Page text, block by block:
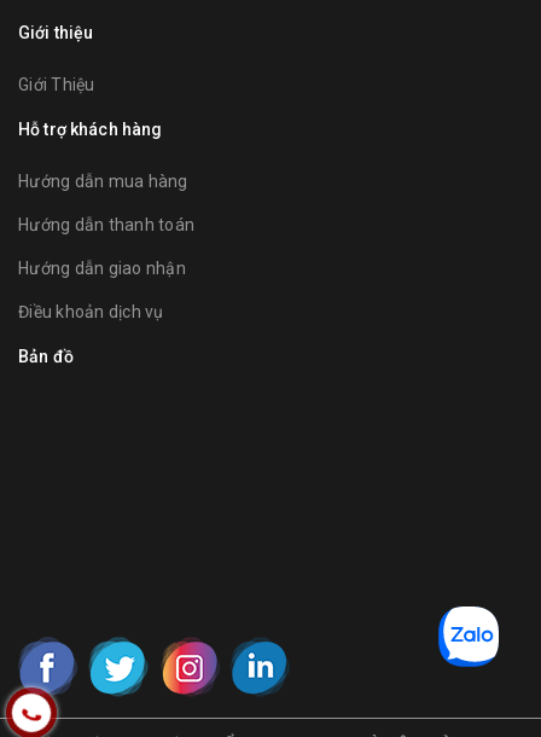
Giới thiệu
Giới Thiệu
Hỗ trợ khách hàng
Hướng dẫn mua hàng
Hướng dẫn thanh toán
Hướng dẫn giao nhận
Điều khoản dịch vụ
Bản đồ